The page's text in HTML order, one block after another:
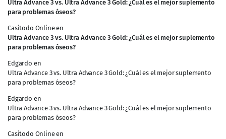
Ultra Advance 3 vs. Ultra Advance 3 Gold: ¿Cuál es el mejor suplemento
para problemas óseos?
Casitodo Onlineen
Ultra Advance 3 vs. Ultra Advance 3 Gold: ¿Cuál es el mejor suplemento
para problemas óseos?
Edgardo en
Ultra Advance 3 vs. Ultra Advance 3 Gold: ¿Cuál es el mejor suplemento
para problemas óseos?
Edgardo en
Ultra Advance 3 vs. Ultra Advance 3 Gold: ¿Cuál es el mejor suplemento
para problemas óseos?
Casitodo Onlineen